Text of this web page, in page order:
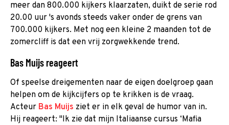
meer dan 800.000 kijkers klaarzaten, duikt de serie rod
20.00 uur 's avonds steeds vaker onder de grens van
700.000 kijkers. Met nog een kleine 2 maanden tot de
zomercliff is dat een vrij zorgwekkende trend.
Bas Muijs reageert
Of speelse dreigementen naar de eigen doelgroep gaan
helpen om de kijkcijfers op te krikken is de vraag.
Acteur Bas Muijs ziet er in elk geval de humor van in.
Hij reageert: "Ik zie dat mijn Italiaanse cursus ‘Mafia